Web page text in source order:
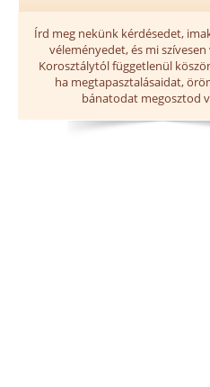
Írd meg nekünk kérdésedet,
véleményedet, és mi
Korosztálytól függetlenül
ha megtapasztalásaidat,
bánatodat megosztod